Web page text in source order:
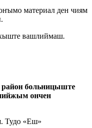
материал ден чиям
вашлиймаш.
район больницыште
ончен
Тудо «Еш»